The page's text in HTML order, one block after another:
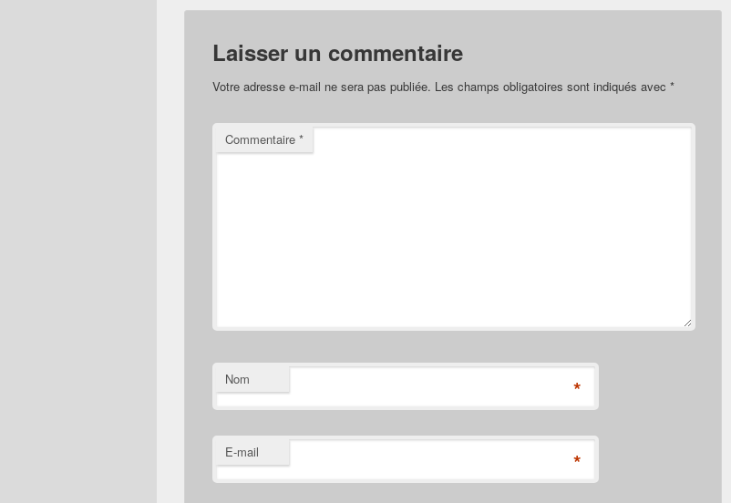
Laisser un commentaire
Votre adresse e-mail ne sera pas publiée. Les champs obligatoires sont indiqués avec *
Commentaire *
Nom *
E-mail *